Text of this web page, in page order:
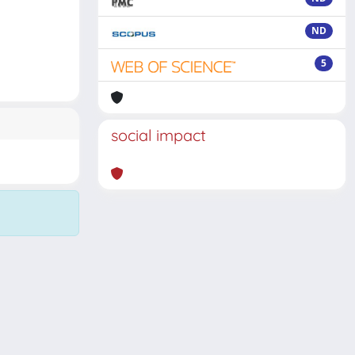
ND
5
social impact